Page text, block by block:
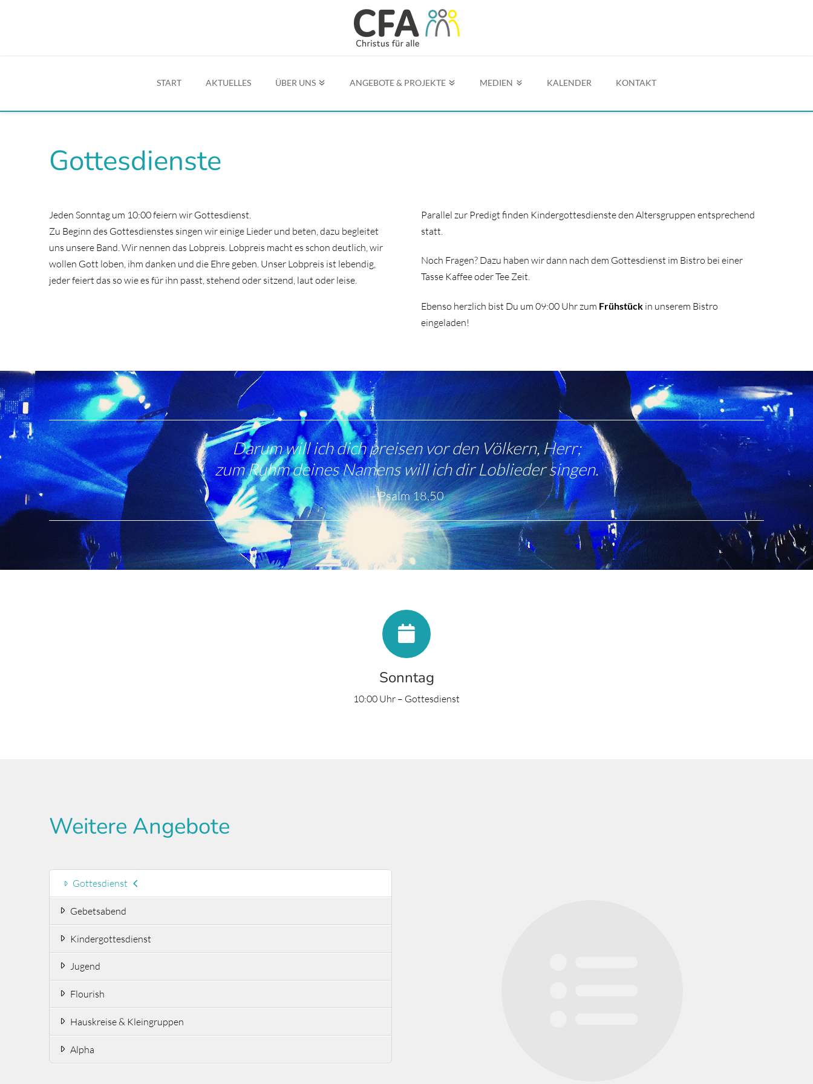
START AKTUELLES ÜBER UNS ANGEBOTE & PROJEKTE MEDIEN KALENDER KONTAKT
Gottesdienste
Jeden Sonntag um 10:00 feiern wir Gottesdienst.
Zu Beginn des Gottesdienstes singen wir einige Lieder und beten, dazu begleitet
uns unsere Band. Wir nennen das Lobpreis. Lobpreis macht es schon deutlich, wir
wollen Gott loben, ihm danken und die Ehre geben. Unser Lobpreis ist lebendig,
jeder feiert das so wie es für ihn passt, stehend oder sitzend, laut oder leise.
Parallel zur Predigt finden Kindergottesdienste den Altersgruppen entsprechend
statt.
Noch Fragen? Dazu haben wir dann nach dem Gottesdienst im Bistro bei einer
Tasse Kaffee oder Tee Zeit.
Ebenso herzlich bist Du um 09:00 Uhr zum Frühstückin unserem Bistro
eingeladen!
Darum will ich dich preisen vor den Völkern, Herr;
zum Ruhm deines Namens will ich dir Loblieder singen.
Psalm 18,50
Sonntag
10:00 Uhr – Gottesdienst
Weitere Angebote
Gottesdienst
Gebetsabend
Kindergottesdienst
Jugend
Flourish
Hauskreise & Kleingruppen
Alpha